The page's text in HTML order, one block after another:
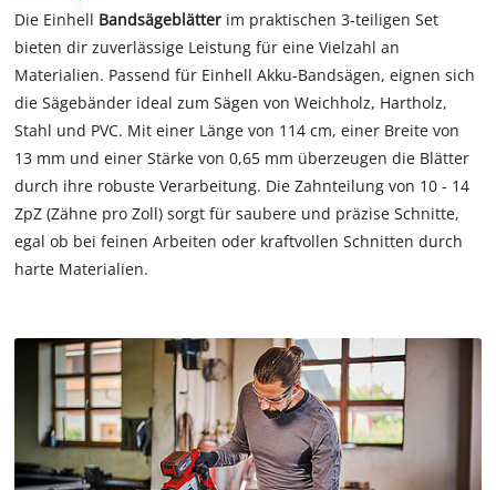
Die Einhell Bandsägeblätter im praktischen 3-teiligen Set
bieten dir zuverlässige Leistung für eine Vielzahl an
Materialien. Passend für Einhell Akku-Bandsägen, eignen sich
die Sägebänder ideal zum Sägen von Weichholz, Hartholz,
Stahl und PVC. Mit einer Länge von 114 cm, einer Breite von
13 mm und einer Stärke von 0,65 mm überzeugen die Blätter
durch ihre robuste Verarbeitung. Die Zahnteilung von 10 - 14
ZpZ (Zähne pro Zoll) sorgt für saubere und präzise Schnitte,
egal ob bei feinen Arbeiten oder kraftvollen Schnitten durch
harte Materialien.